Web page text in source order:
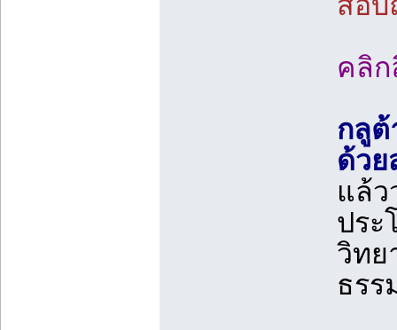
คลิ
กลูต้
ด้วย
แล้
ประ
วิทย
ธรร